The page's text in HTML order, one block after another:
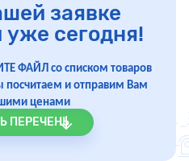
заявке
уже сегодня!
ФАЙЛ со списком товаров
и отправим Вам
ценами
ПЕРЕЧЕНЬ